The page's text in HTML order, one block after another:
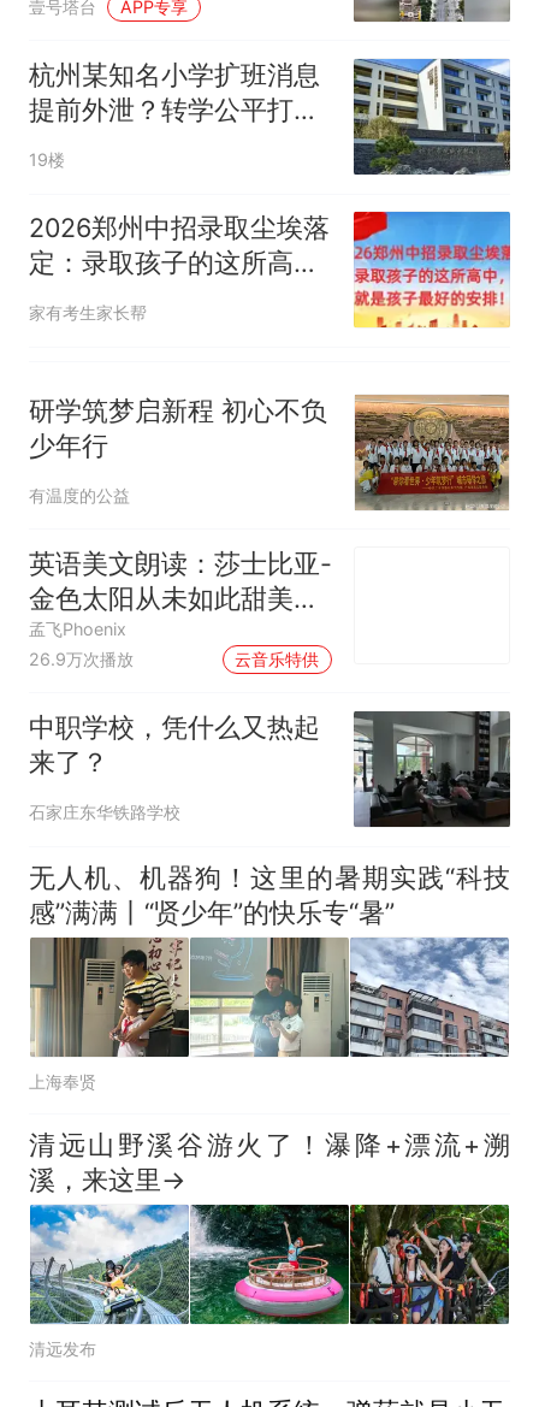
热
壹号塔台 APP专享
杭州某知名小学扩班消息
提前外泄？转学公平打问
号
19楼
2026郑州中招录取尘埃落
定：录取孩子的这所高
中，就是孩子最好的安
家有考生家长帮
研学筑梦启新程 初心不负
少年行
有温度的公益
英语美文朗读：莎士比亚-
金色太阳从未如此甜美吻
过
孟飞Phoenix
26.9万次播放
云音乐特供
中职学校，凭什么又热起
来了？
石家庄东华铁路学校
无人机、机器狗！这里的暑期实践“科技
感”满满丨“贤少年”的快乐专“暑”
上海奉贤
清远山野溪谷游火了！瀑降+漂流+溯
溪，来这里→
清远发布